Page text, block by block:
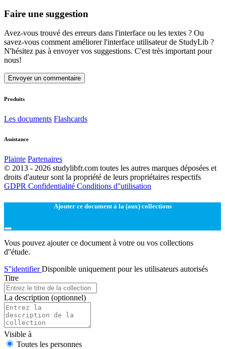
Faire une suggestion
Avez-vous trouvé des erreurs dans l'interface ou les textes ? Ou
savez-vous comment améliorer l'interface utilisateur de StudyLib ?
N'hésitez pas à envoyer vos suggestions. C'est très important pour
nous!
Envoyer un commentaire
Produits
Les documents Flashcards
Assistance
Plainte Partenaires
© 2013 - 2026 studylibfr.com toutes les autres marques déposées et
droits d'auteur sont la propriété de leurs propriétaires respectifs
GDPR Confidentialité Conditions d''utilisation
Ajouter ce document à la (aux) collections
Vous pouvez ajouter ce document à votre ou vos collections
d''étude.
S''identifierDisponible uniquement pour les utilisateurs autorisés
Titre
La description (optionnel)
Visible à
Toutes les personnes